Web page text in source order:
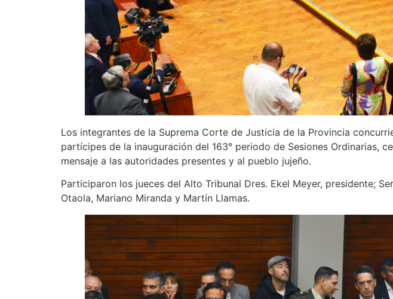
Los integrantes de la Suprema Corte de Justicia de la Provincia
partícipes de la inauguración del 163° periodo de Sesiones Ordinarias,
mensaje a las autoridades presentes y al pueblo jujeño.
Participaron los jueces del Alto Tribunal Dres. Ekel Meyer, presidente;
Otaola, Mariano Miranda y Martín Llamas.